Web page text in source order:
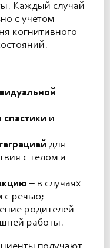
Каждый случай
с учетом
когнитивного
и
для
с телом и
– в случаях
с речью;
родителей
работы.